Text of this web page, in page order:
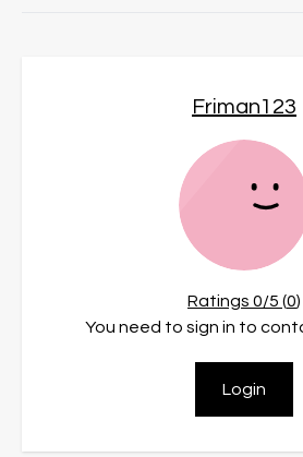
Friman123
Ratings 0/5 (0)
You need to sign in to
Login